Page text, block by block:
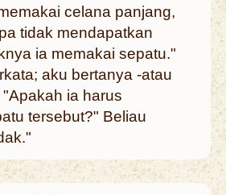
celana panjang,
tidak mendapatkan
ia memakai sepatu."
aku bertanya -atau
ia harus
tersebut?" Beliau